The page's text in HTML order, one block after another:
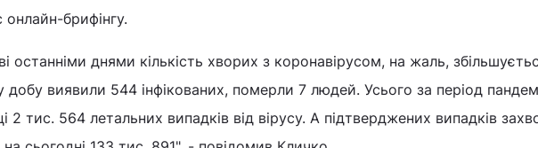
онлайн-брифінгу.
останніми днями кількість хворих з коронавірусом, на жаль,
добу виявили 544 інфікованих, померли 7 людей. Усього за період
2 тис. 564 летальних випадків від вірусу. А підтверджених випадків